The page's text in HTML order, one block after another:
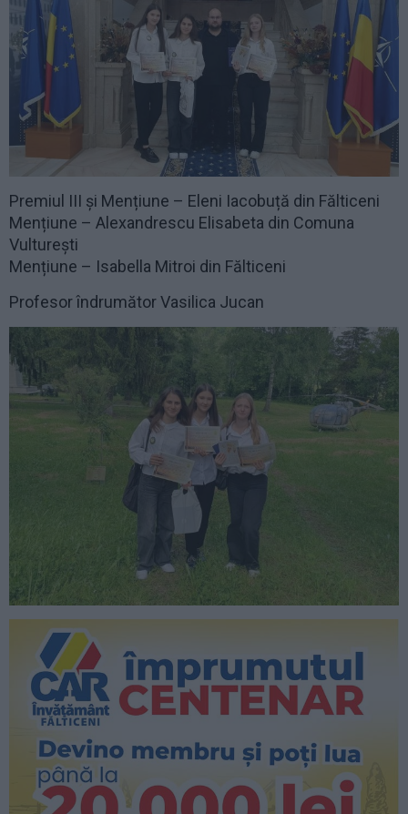
Premiul III și Mențiune – Eleni Iacobuță din Fălticeni
Mențiune – Alexandrescu Elisabeta din Comuna
Vulturești
Mențiune – Isabella Mitroi din Fălticeni
Profesor îndrumător Vasilica Jucan